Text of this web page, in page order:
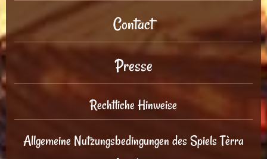
Contact
Presse
Rechtliche Hinweise
Allgemeine Nutzungsbedingungen des Spiels Tèrra